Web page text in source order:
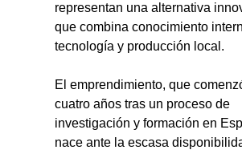
representan una alternativa
que combina conocimiento
tecnología y producción local.
El emprendimiento, que
cuatro años tras un proceso de
investigación y formación en
nace ante la escasa